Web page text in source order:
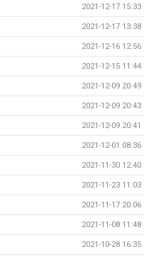
2021-12-17 15:33
2021-12-17 13:38
2021-12-16 12:56
2021-12-15 11:44
2021-12-09 20:49
2021-12-09 20:43
2021-12-09 20:41
2021-12-01 08:36
2021-11-30 12:40
2021-11-23 11:03
2021-11-17 20:06
2021-11-08 11:48
2021-10-28 16:35